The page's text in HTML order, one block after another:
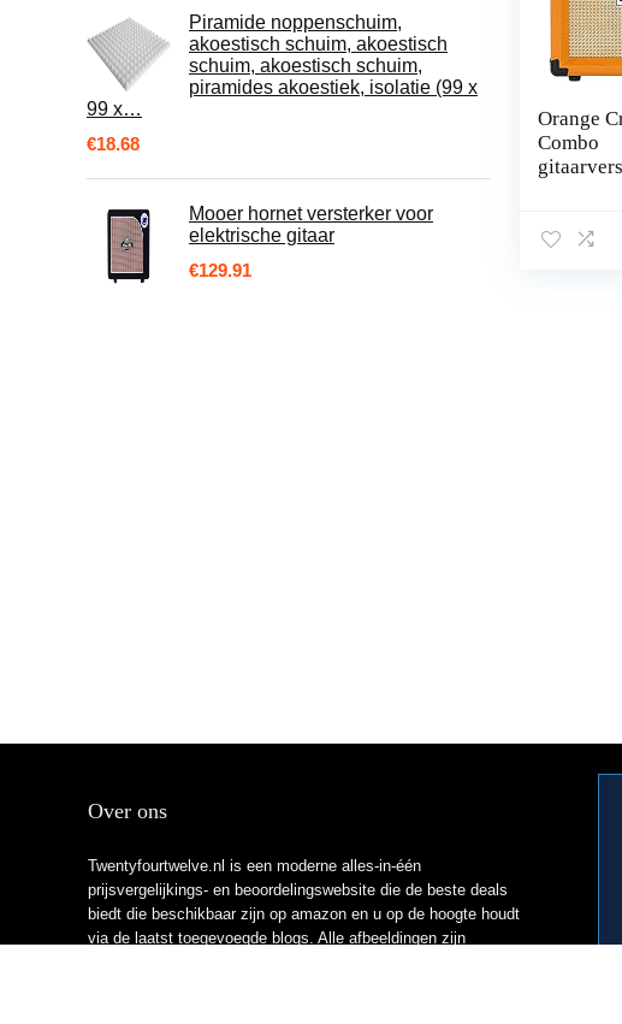
Piramide noppenschuim,
akoestisch schuim, akoestisch
schuim, akoestisch schuim,
piramides akoestiek, isolatie (99 x
99 x…
€18.68
Mooer hornet versterker voor
elektrische gitaar
€129.91
Orange
Combo
Over ons
Twentyfourtwelve.nl is een moderne alles-in-één
prijsvergelijkings- en beoordelingswebsite die de beste deals
biedt die beschikbaar zijn op amazon en u op de hoogte houdt
via de laatst toegevoegde blogs. Alle afbeeldingen zijn